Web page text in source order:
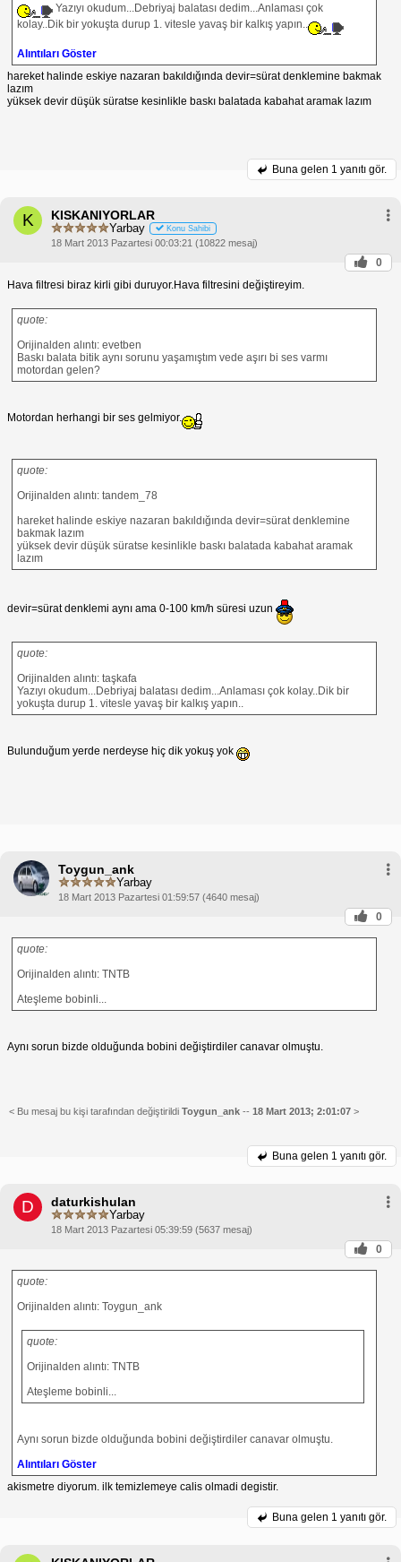
Yazıyı okudum...Debriyaj balatası dedim...Anlaması çok
kolay..Dik bir yokuşta durup 1. vitesle yavaş bir kalkış yapın..
Alıntıları Göster
hareket halinde eskiye nazaran bakıldığında devir=sürat denklemine bakmak
lazım
yüksek devir düşük süratse kesinlikle baskı balatada kabahat aramak lazım
Buna gelen 1 yanıtı gör.
K KISKANIYORLAR
Yarbay Konu Sahibi
18 Mart 2013 Pazartesi 00:03:21 (10822 mesaj)
0
Hava filtresi biraz kirli gibi duruyor.Hava filtresini değiştireyim.
quote:
Orijinalden alıntı: evetben
Baskı balata bitik aynı sorunu yaşamıştım vede aşırı bi ses varmı
motordan gelen?
Motordan herhangi bir ses gelmiyor.
quote:
Orijinalden alıntı: tandem_78
hareket halinde eskiye nazaran bakıldığında devir=sürat denklemine
bakmak lazım
yüksek devir düşük süratse kesinlikle baskı balatada kabahat aramak
lazım
devir=sürat denklemi aynı ama 0-100 km/h süresi uzun
quote:
Orijinalden alıntı: taşkafa
Yazıyı okudum...Debriyaj balatası dedim...Anlaması çok kolay..Dik bir
yokuşta durup 1. vitesle yavaş bir kalkış yapın..
Bulunduğum yerde nerdeyse hiç dik yokuş yok
Toygun_ank
Yarbay
18 Mart 2013 Pazartesi 01:59:57 (4640 mesaj)
0
quote:
Orijinalden alıntı: TNTB
Ateşleme bobinli...
Aynı sorun bizde olduğunda bobini değiştirdiler canavar olmuştu.
< Bu mesaj bu kişi tarafından değiştirildi Toygun_ank -- 18 Mart 2013; 2:01:07 >
Buna gelen 1 yanıtı gör.
D daturkishulan
Yarbay
18 Mart 2013 Pazartesi 05:39:59 (5637 mesaj)
0
quote:
Orijinalden alıntı: Toygun_ank
quote:
Orijinalden alıntı: TNTB
Ateşleme bobinli...
Aynı sorun bizde olduğunda bobini değiştirdiler canavar olmuştu.
Alıntıları Göster
akismetre diyorum. ilk temizlemeye calis olmadi degistir.
Buna gelen 1 yanıtı gör.